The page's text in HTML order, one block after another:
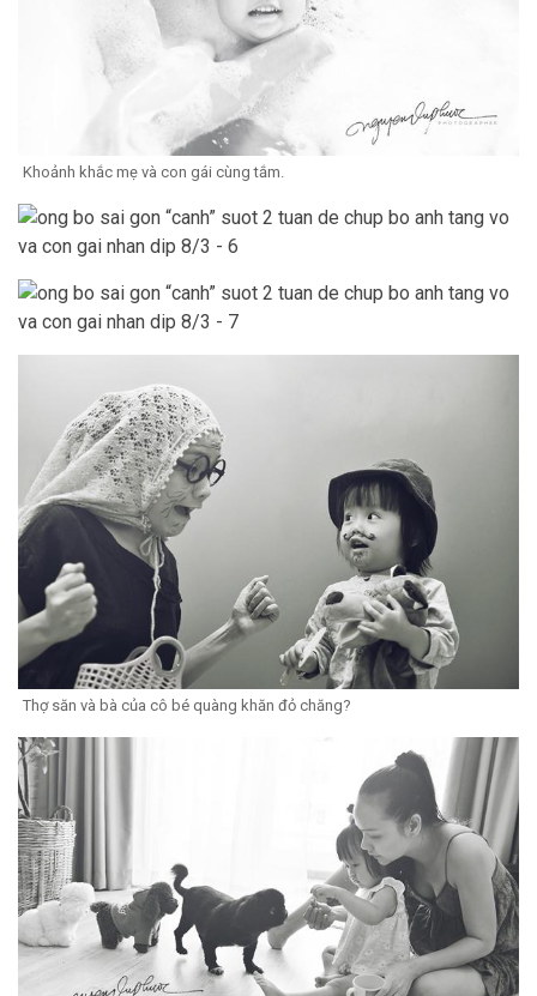
Khoảnh khắc mẹ và con gái cùng tắm.
Thợ săn và bà của cô bé quàng khăn đỏ chăng?